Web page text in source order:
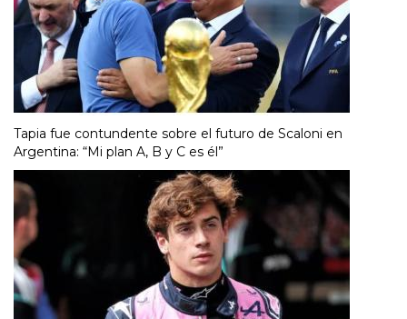
Tapia fue contundente sobre el futuro de Scaloni en
Argentina: “Mi plan A, B y C es él”